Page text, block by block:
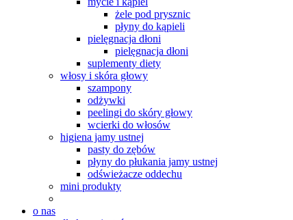
żele pod prysznic
płyny do kąpieli
pielęgnacja dłoni
pielęgnacja dłoni
suplementy diety
włosy i skóra głowy
szampony
odżywki
peelingi do skóry głowy
wcierki do włosów
higiena jamy ustnej
pasty do zębów
płyny do płukania jamy ustnej
odświeżacze oddechu
mini produkty
o nas